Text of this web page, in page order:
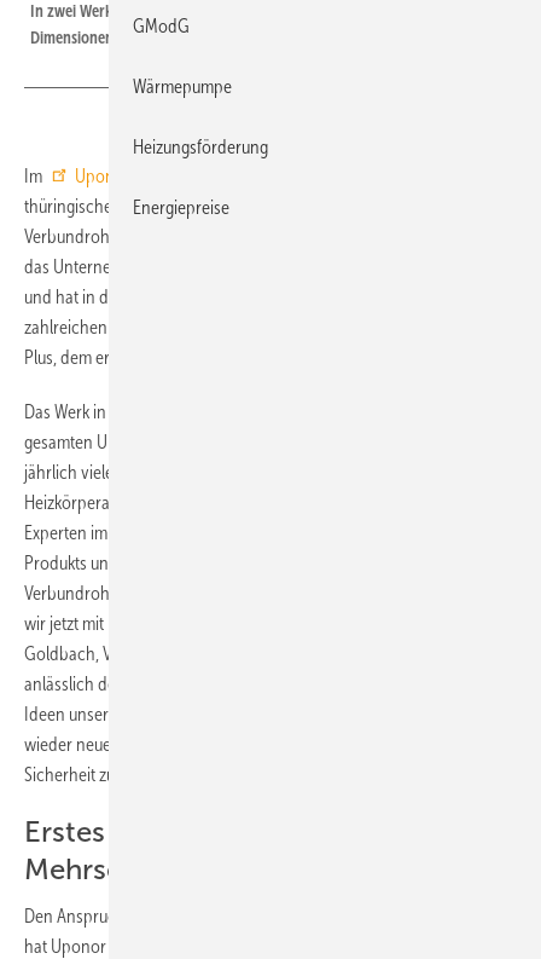
In zwei Werksteilen werden in Zella-Mehlis Verbundrohre in den
Dimensionen 12 bis 110 mm hergestellt.
Im Uponor
thüringischen Zella-Mehlis ist im November 2015 der milliardste Meter
Verbundrohr aus den Produktionsanlagen gelaufen. Seit 25 Jahren gilt
das Unternehmen als Vorreiter in Sachen Verbundrohrtechnologie
und hat in dieser Zeit den Markt für Installationstechnik mit
zahlreichen Innovationen entscheidend geprägt – zuletzt mit Uni Pipe
Plus, dem ersten Mehrschichtverbundrohr ohne Schweißnaht.
Das Werk in Zella-Mehlis ist der zentrale Produktionsstandort der
gesamten Uponor Gruppe. Mehr als 100 Mitarbeiter produzieren dort
jährlich viele Millionen Meter Rohr für Trinkwasser-Installationen,
Heizkörperanbindungen und Flächenheizungen. Zudem arbeiten die
Experten im Kompetenzzentrum stetig an der Weiterentwicklung des
Produkts und der Fertigungstechnologie. „Die
Verbundrohrtechnologie ist eine lange Erfolgsstory von Uponor, die
wir jetzt mit Uni Pipe PLUS nahtlos fortführen“, freut sich Georg
Goldbach, Vice President Sales & Marketing Uponor Central Europe,
anlässlich des Produktionsmeilensteines. „Das Know-how und die
Ideen unserer Mitarbeiter sind dabei unser größter Schatz, um immer
wieder neue Marktstandards bei Funktionalität, Leistung und
Sicherheit zu setzen.“
Erstes nahtlos extrudiertes
Mehrschichtverbundrohr
Den Anspruch als Innovationsführer in der Verbundrohrtechnologie
hat Uponor 2013 mit der Einführung des ersten nahtlosen
GModG
Wärmepumpe
Heizungsförderung
Energiepreise